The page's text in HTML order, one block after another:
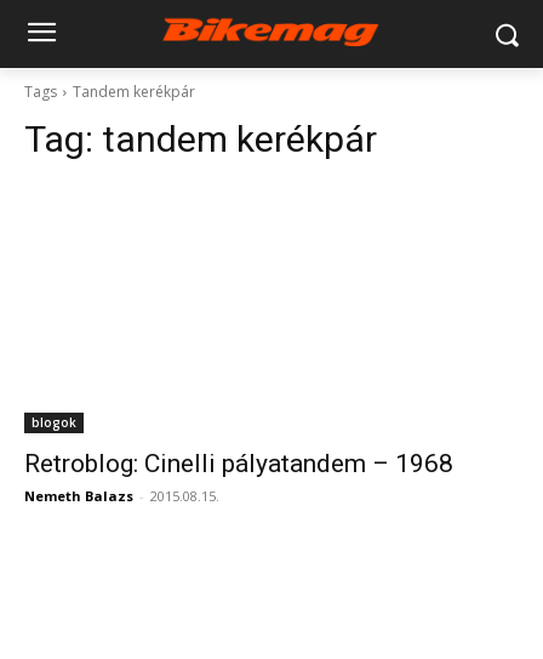
Tags Tandem kerékpár
Tag: tandem kerékpár
blogok
Retroblog: Cinelli pályatandem – 1968
Nemeth Balazs - 2015.08.15.